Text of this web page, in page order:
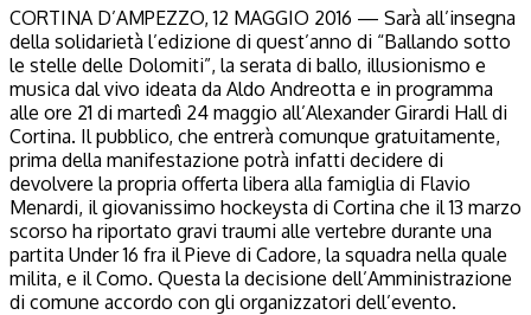
CORTINA D’AMPEZZO, 12 MAGGIO 2016 — Sarà all’insegna
della solidarietà l’edizione di quest’anno di “Ballando sotto
le stelle delle Dolomiti”, la serata di ballo, illusionismo e
musica dal vivo ideata da Aldo Andreotta e in programma
alle ore 21 di martedì 24 maggio all’Alexander Girardi Hall di
Cortina. Il pubblico, che entrerà comunque gratuitamente,
prima della manifestazione potrà infatti decidere di
devolvere la propria offerta libera alla famiglia di Flavio
Menardi, il giovanissimo hockeysta di Cortina che il 13 marzo
scorso ha riportato gravi traumi alle vertebre durante una
partita Under 16 fra il Pieve di Cadore, la squadra nella quale
milita, e il Como. Questa la decisione dell’Amministrazione
di comune accordo con gli organizzatori dell’evento.